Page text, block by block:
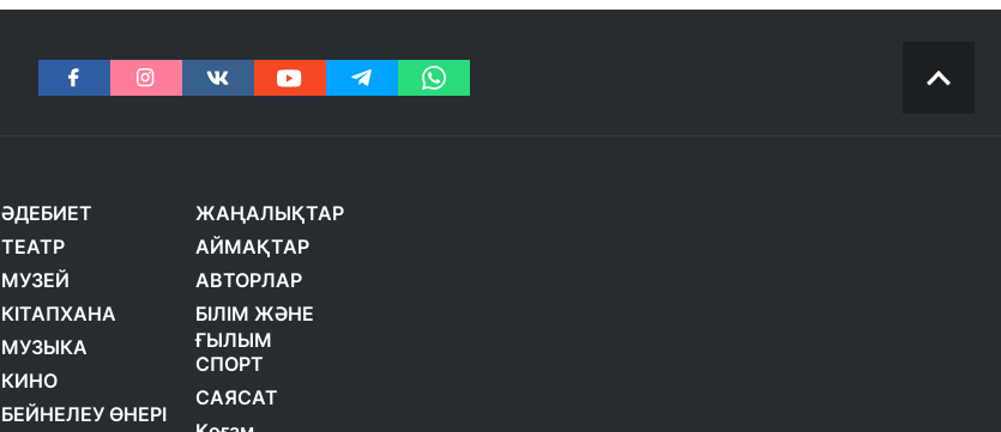
ӘДЕБИЕТ
ТЕАТР
МУЗЕЙ
КІТАПХАНА
МУЗЫКА
КИНО
БЕЙНЕЛЕУ ӨНЕРІ
ЖАҢАЛЫҚТАР
АЙМАҚТАР
АВТОРЛАР
БІЛІМ ЖӘНЕ
ҒЫЛЫМ
СПОРТ
САЯСАТ